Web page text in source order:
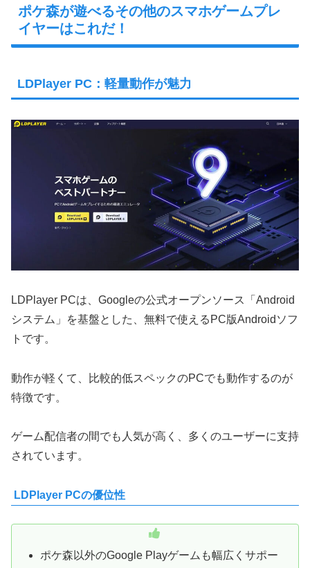
ポケ森が遊べるその他のスマホゲームプレ
イヤーはこれだ！
LDPlayer PC：軽量動作が魅力
LDPlayer PCは、Googleの公式オープンソース「Android
システム」を基盤とした、無料で使えるPC版Androidソフ
トです。
動作が軽くて、比較的低スペックのPCでも動作するのが
特徴です。
ゲーム配信者の間でも人気が高く、多くのユーザーに支持
されています。
LDPlayer PCの優位性
ポケ森以外のGoogle Playゲームも幅広くサポー